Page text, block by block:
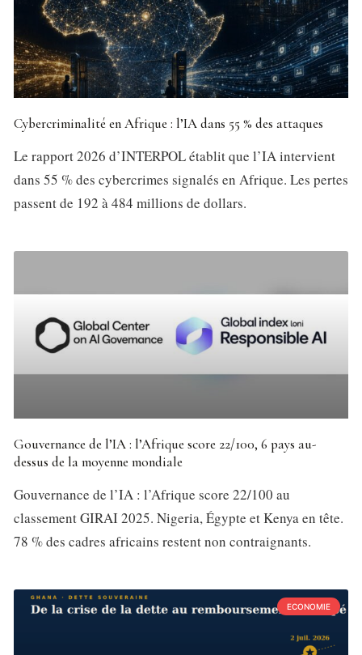
Cybercriminalité en Afrique : l’IA dans 55 % des attaques
Le rapport 2026 d’INTERPOL établit que l’IA intervient
dans 55 % des cybercrimes signalés en Afrique. Les pertes
passent de 192 à 484 millions de dollars.
Gouvernance de l’IA : l’Afrique score 22/100, 6 pays au-
dessus de la moyenne mondiale
Gouvernance de l’IA : l’Afrique score 22/100 au
classement GIRAI 2025. Nigeria, Égypte et Kenya en tête.
78 % des cadres africains restent non contraignants.
ECONOMIE